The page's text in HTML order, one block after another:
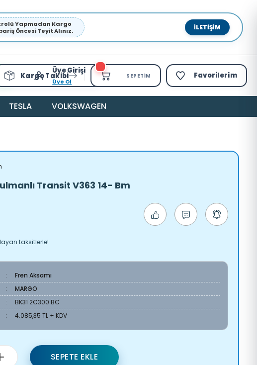
Yapmadan Kargo
Öncesi Teyit Alınız.
İLETIŞIM
Kargo Takibi
Üye Girişi
Üye Ol
SEPETIM Favorilerim
TESLA VOLKSWAGEN
Transit V363 14- Bm
taksitlerle!
Fren Aksamı
MARGO
BK31 2C300 BC
4.085,35 TL + KDV
SEPETE EKLE